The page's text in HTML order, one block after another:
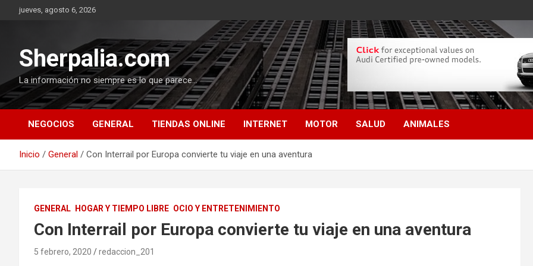
Saltarjueves, agosto 6, 2026
Sherpalia.com
La información no siempre es lo que parece…
NEGOCIOS GENERAL TIENDAS ONLINE INTERNET MOTOR SALUD ANIMALES
Inicio General Con Interrail por Europa convierte tu viaje en una aventura
GENERAL HOGAR Y TIEMPO LIBRE OCIO Y ENTRETENIMIENTO
Con Interrail por Europa convierte tu viaje en una aventura
5 febrero, 2020 redaccion_201